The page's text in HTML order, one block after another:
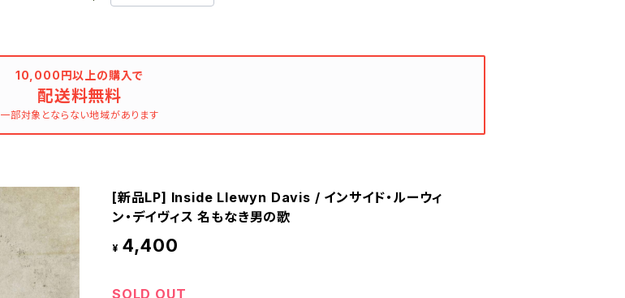
10,000円以上の購入で
配送料無料
一部対象とならない地域があります
[新品LP] Inside Llewyn Davis / インサイド・ルーウィ
ン・デイヴィス 名もなき男の歌
¥ 4,400
SOLD OUT